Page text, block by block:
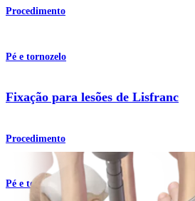
Procedimento
Pé e tornozelo
Fixação para lesões de Lisfranc
Procedimento
Pé e tornozelo